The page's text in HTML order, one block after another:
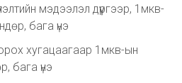
мэдээлэл дүүргээр, 1мкв-
бага үнэ
хугацаагаар 1мкв-ын
бага үнэ